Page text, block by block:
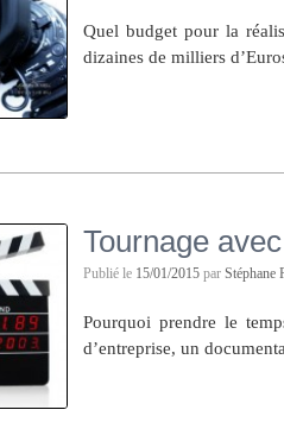
Quel budget pour la
dizaines de milliers
Tournage
Publié le 15/01/2015 parStéphane
Pourquoi prendre le
d’entreprise, un